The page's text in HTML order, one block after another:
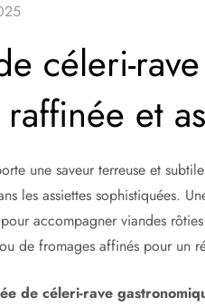
céleri-
et
une saveur terreuse et
les assiettes sophistiquées.
accompagner viandes
de fromages affinés pour un
de céleri-rave